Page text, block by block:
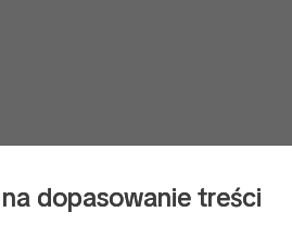
dopasowanie treści